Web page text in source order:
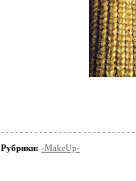
Рубрики: -MakeUp-